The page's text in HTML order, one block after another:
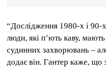
“Дослідження 1980-х і 90-
люди, які п’ють каву,
судинних захворювань –
додає він. Гантер каже, що